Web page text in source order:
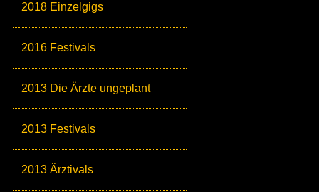
2018 Einzelgigs
2016 Festivals
2013 Die Ärzte ungeplant
2013 Festivals
2013 Ärztivals